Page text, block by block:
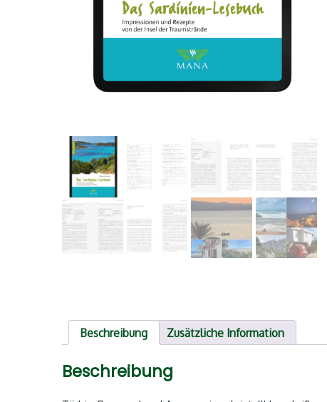
Beschreibung Zusätzliche Information
Beschreibung